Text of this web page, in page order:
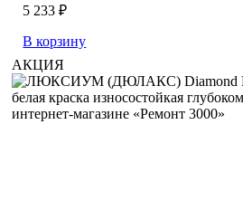
5 233 ₽
В корзину
АКЦИЯ